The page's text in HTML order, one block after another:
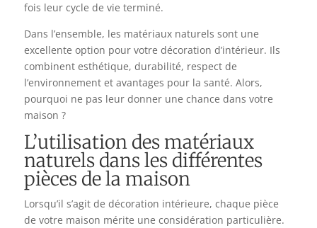
fois leur cycle de vie terminé.
Dans l’ensemble, les matériaux naturels sont une
excellente option pour votre décoration d’intérieur. Ils
combinent esthétique, durabilité, respect de
l’environnement et avantages pour la santé. Alors,
pourquoi ne pas leur donner une chance dans votre
maison ?
L’utilisation des matériaux
naturels dans les différentes
pièces de la maison
Lorsqu’il s’agit de décoration intérieure, chaque pièce
de votre maison mérite une considération particulière.